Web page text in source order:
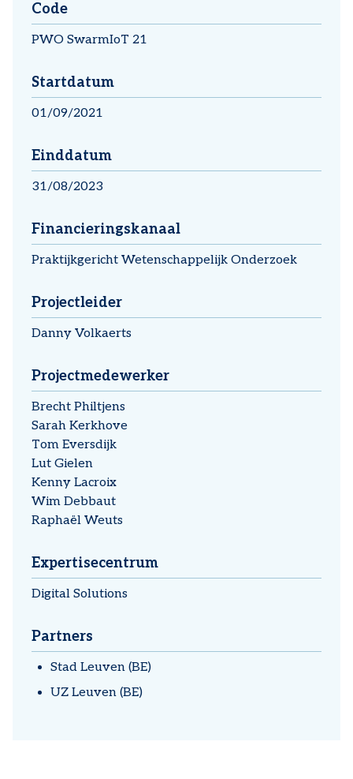
Code
PWO SwarmIoT 21
Startdatum
01/09/2021
Einddatum
31/08/2023
Financieringskanaal
Praktijkgericht Wetenschappelijk Onderzoek
Projectleider
Danny Volkaerts
Projectmedewerker
Brecht Philtjens
Sarah Kerkhove
Tom Eversdijk
Lut Gielen
Kenny Lacroix
Wim Debbaut
Raphaël Weuts
Expertisecentrum
Digital Solutions
Partners
Stad Leuven (BE)
UZ Leuven (BE)